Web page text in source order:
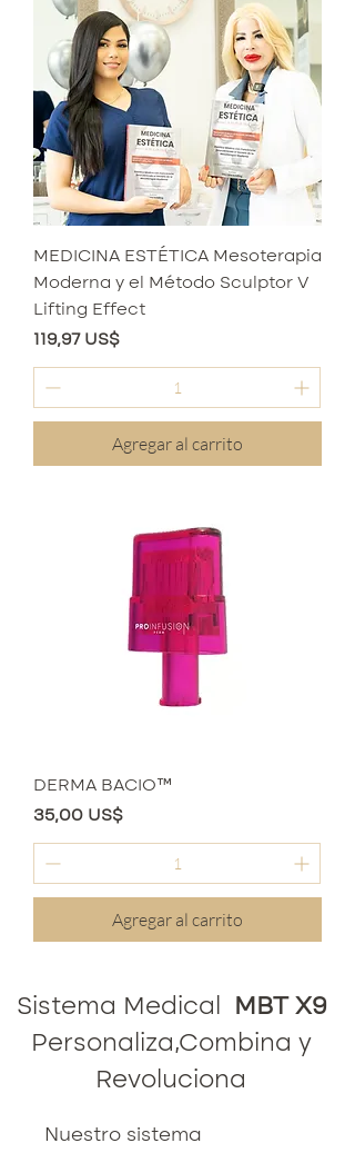
MEDICINA ESTÉTICA Mesoterapia
Moderna y el Método Sculptor V
Lifting Effect
Precio
119,97 US$
Agregar al carrito
DERMA BACIO™
Precio
35,00 US$
Agregar al carrito
Sistema Medical
MBT X9
Personaliza,Combina y
Revoluciona
Nuestro sistema